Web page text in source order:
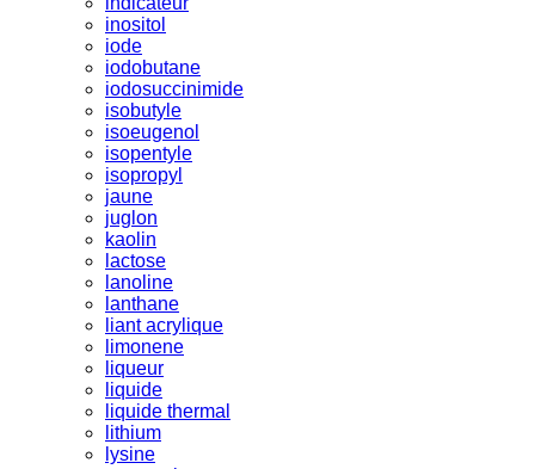
inositol
iode
iodobutane
iodosuccinimide
isobutyle
isoeugenol
isopentyle
isopropyl
jaune
juglon
kaolin
lactose
lanoline
lanthane
liant acrylique
limonene
liqueur
liquide
liquide thermal
lithium
lysine